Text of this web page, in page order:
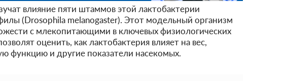
влияние пяти штаммов этой лактобактерии
(Drosophila melanogaster). Этот модельный организм
с млекопитающими в ключевых физиологических
оценить, как лактобактерия влияет на вес,
функцию и другие показатели насекомых.